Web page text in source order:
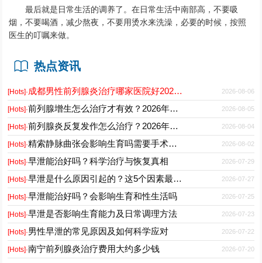
最后就是日常生活的调养了。在日常生活中南部高，不要吸
烟，不要喝酒，减少熬夜，不要用烫水来洗澡，必要的时候，按照
医生的叮嘱来做。
热点资讯
[Hots]·成都男性前列腺炎治疗哪家医院好2026正规男科专科推荐 2026-08-06
[Hots]·前列腺增生怎么治疗才有效？2026年最新诊疗方案与护理要点 2026-08-05
[Hots]·前列腺炎反复发作怎么治疗？2026年科学用药与日常护理指南 2026-08-04
[Hots]·精索静脉曲张会影响生育吗需要手术吗能自愈吗 2026-08-02
[Hots]·早泄能治好吗？科学治疗与恢复真相 2026-07-29
[Hots]·早泄是什么原因引起的？这5个因素最常见 2026-07-27
[Hots]·早泄能治好吗？会影响生育和性生活吗 2026-07-25
[Hots]·早泄是否影响生育能力及日常调理方法 2026-07-23
[Hots]·男性早泄的常见原因及如何科学应对 2026-07-22
[Hots]·南宁前列腺炎治疗费用大约多少钱 2026-07-20